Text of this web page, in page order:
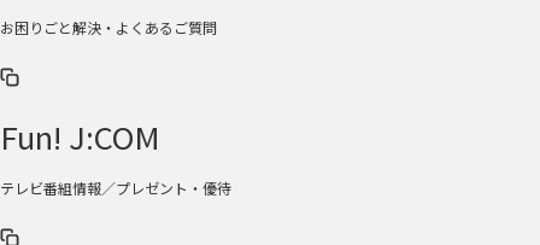
お困りごと解決・よくあるご質問
Fun! J:COM
テレビ番組情報／プレゼント・優待